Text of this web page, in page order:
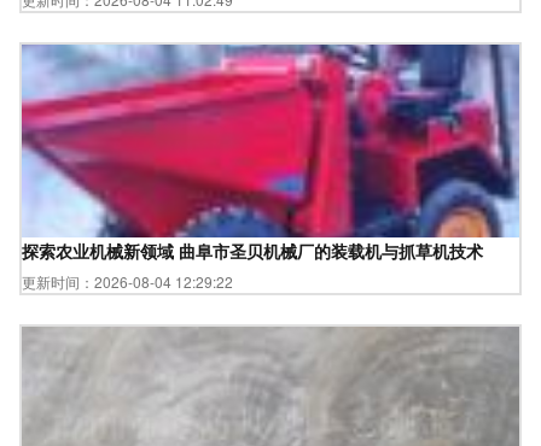
探索农业机械新领域 曲阜市圣贝机械厂的装载机与抓草机技术
更新时间：2026-08-04 12:29:22